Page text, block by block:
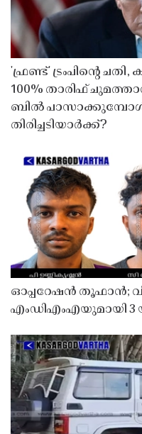
'ഫ്രണ്ട്' ട്രംപിന്റെ
100% താരിഫ്
ബിൽ പാസാക്കുമ്പോൾ
തിരിച്ചടിയാർക്ക്?
ഓപ്പറേഷൻ തൂഫാൻ;
എംഡിഎംഎയുമായി 3